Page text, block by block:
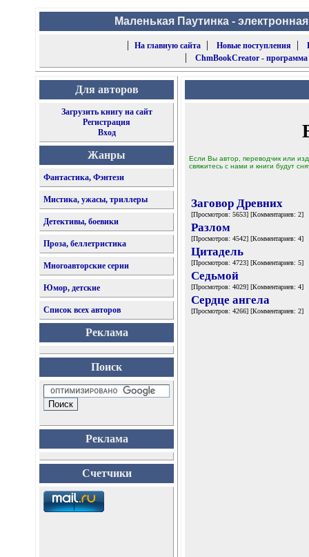
Маленькая Паутинка -
|
На главную сайта| Новые поступления |
| ChmBookCreator -
Для авторов
Загрузить книгу на сайт
Регистрация
Вход
Жанры
Фантастика, Фэнтези
Мистика, ужасы, триллеры
Детективы, боевики
Проза, беллетристика
Многоавторские серии
Юмор, детские
Список всех авторов
Реклама
Поиск
Реклама
Счетчики
Если Вы автор, переводчик или
свяжитесь с нами и книги будут
Заговор Древних
[Просмотров: 5653] [Комментариев: 2]
Разлом
[Просмотров: 4542] [Комментариев: 4]
Цитадель
[Просмотров: 4723] [Комментариев: 5]
Седьмой
[Просмотров: 4029] [Комментариев: 4]
Сердце ангела
[Просмотров: 4266] [Комментариев: 2]